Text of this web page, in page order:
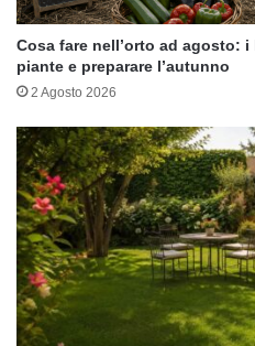
Cosa fare nell’orto ad agosto:
piante e preparare l’autunno
2 Agosto 2026